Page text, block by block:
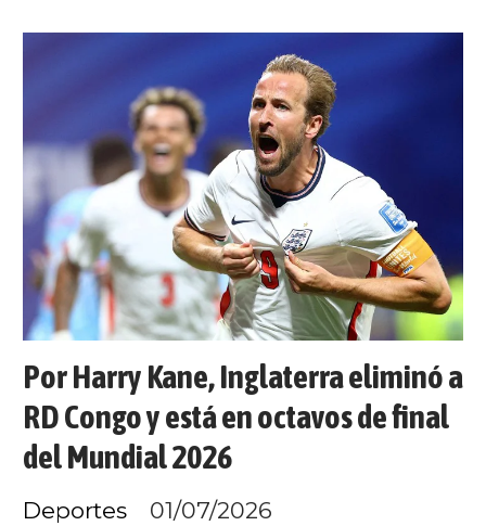
Por Harry Kane, Inglaterra eliminó a
RD Congo y está en octavos de final
del Mundial 2026
Deportes 01/07/2026